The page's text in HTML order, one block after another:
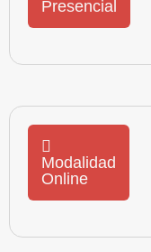
Presencial
Modalidad
Online